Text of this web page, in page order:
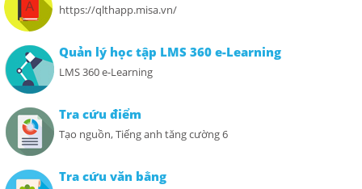
https://qlthapp.misa.vn/
Quản lý học tập LMS 360 e-Learning
LMS 360 e-Learning
Tra cứu điểm
Tạo nguồn, Tiếng anh tăng cường 6
Tra cứu văn bằng